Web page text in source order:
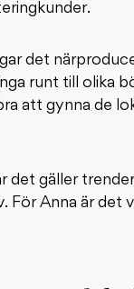
det
runt till olika
att gynna de
gäller
För Anna är det